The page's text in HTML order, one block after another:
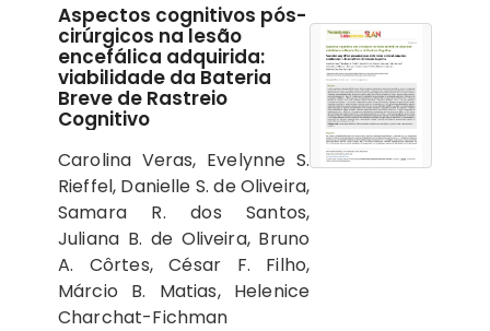
Aspectos cognitivos pós-
cirúrgicos na lesão
encefálica adquirida:
viabilidade da Bateria
Breve de Rastreio
Cognitivo
Carolina Veras, Evelynne S.
Rieffel, Danielle S. de Oliveira,
Samara R. dos Santos,
Juliana B. de Oliveira, Bruno
A. Côrtes, César F. Filho,
Márcio B. Matias, Helenice
Charchat-Fichman